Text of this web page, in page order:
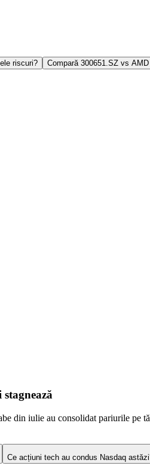
riscuri? Compară 300651.SZ vs AMD
din iulie au consolidat pariurile pe
Ce acțiuni tech au condus Nasdaq